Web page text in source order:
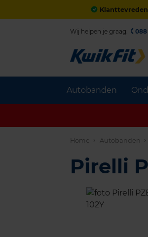
Autobanden
Wij helpen je graag. 088
Home Autobanden
Pirelli